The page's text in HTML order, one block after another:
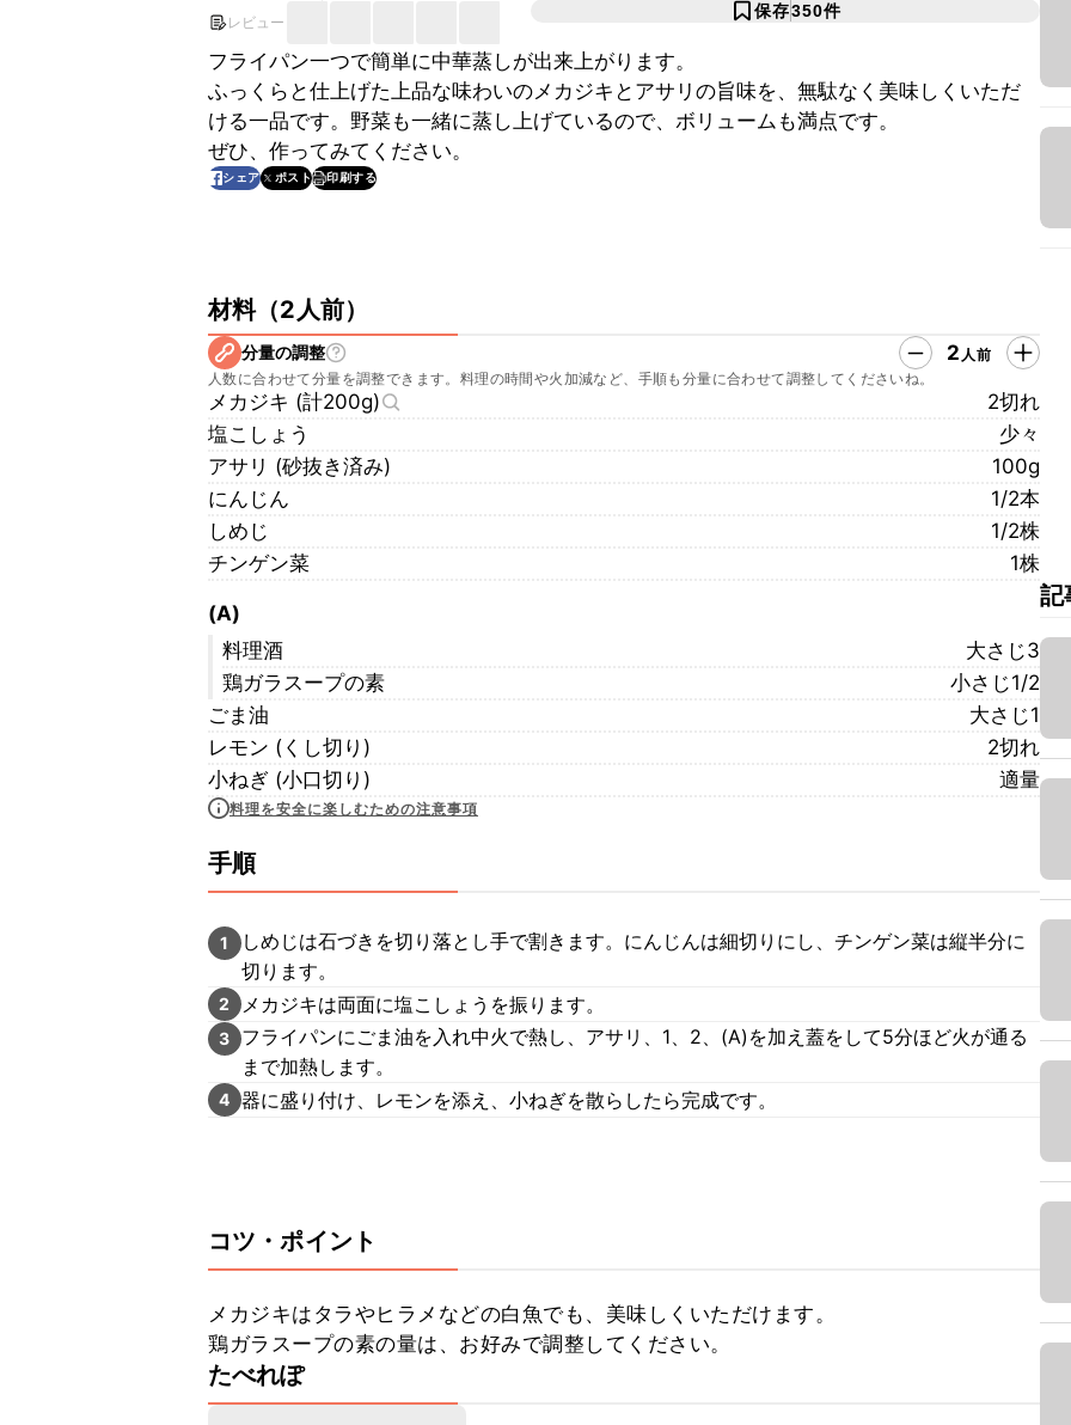
レビュー
保存350件
フライパン一つで簡単に中華蒸しが出来上がります。
ふっくらと仕上げた上品な味わいのメカジキとアサリの旨味を、無駄なく美味しくいただ
ける一品です。野菜も一緒に蒸し上げているので、ボリュームも満点です。
ぜひ、作ってみてください。
シェア ポスト 印刷する
材料（2人前）
分量の調整 2 人前
人数に合わせて分量を調整できます。料理の時間や火加減など、手順も分量に合わせて調整してくださいね。
メカジキ (計200g)
2切れ
塩こしょう
少々
アサリ (砂抜き済み)
100g
にんじん
1/2本
しめじ
1/2株
チンゲン菜
1株
(A)
料理酒
大さじ3
鶏ガラスープの素
小さじ1/2
ごま油
大さじ1
レモン (くし切り)
2切れ
小ねぎ (小口切り)
適量
料理を安全に楽しむための注意事項
手順
1
しめじは石づきを切り落とし手で割きます。にんじんは細切りにし、チンゲン菜は縦半分に
切ります。
2 メカジキは両面に塩こしょうを振ります。
3
フライパンにごま油を入れ中火で熱し、アサリ、1、2、(A)を加え蓋をして5分ほど火が通る
まで加熱します。
4 器に盛り付け、レモンを添え、小ねぎを散らしたら完成です。
コツ・ポイント
メカジキはタラやヒラメなどの白魚でも、美味しくいただけます。
鶏ガラスープの素の量は、お好みで調整してください。
たべれぽ
記